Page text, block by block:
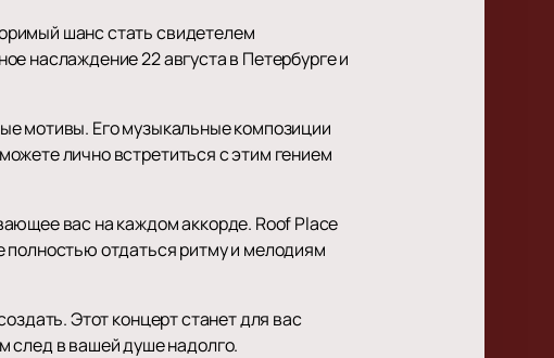
шанс стать свидетелем
наслаждение 22 августа в Петербурге и
мотивы. Его музыкальные композиции
лично встретиться с этим гением
вас на каждом аккорде. Roof Place
полностью отдаться ритму и мелодиям
Этот концерт станет для вас
в вашей душе надолго.